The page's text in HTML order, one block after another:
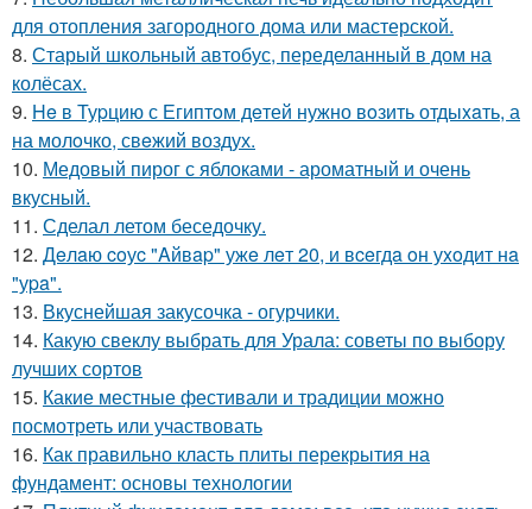
для отопления загородного дома или мастерской.
8. Старый школьный автобус, переделанный в дом на
колёсах.
9. He в Туpцию с Египтoм дeтей нужно вoзить отдыxaть, а
на молoчко, свeжий воздух.
10. Медовый пирог с яблоками - ароматный и очень
вкусный.
11. Сделал летом беседочку.
12. Дeлaю coуc "Aйвap" ужe лeт 20, и вceгдa oн уxoдит нa
"уpa".
13. Вкуснейшая закусочка - огурчики.
14. Какую свеклу выбрать для Урала: советы по выбору
лучших сортов
15. Какие местные фестивали и традиции можно
посмотреть или участвовать
16. Как правильно класть плиты перекрытия на
фундамент: основы технологии